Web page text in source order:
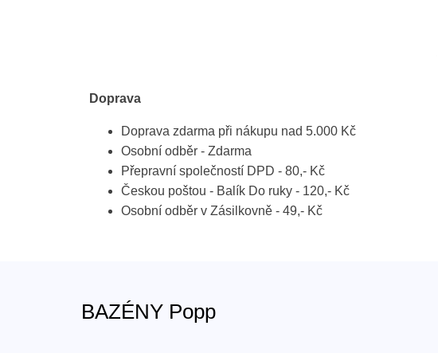
Doprava
Doprava zdarma při nákupu nad 5.000 Kč
Osobní odběr - Zdarma
Přepravní společností DPD - 80,- Kč
Českou poštou - Balík Do ruky - 120,- Kč
Osobní odběr v Zásilkovně - 49,- Kč
BAZÉNY Popp